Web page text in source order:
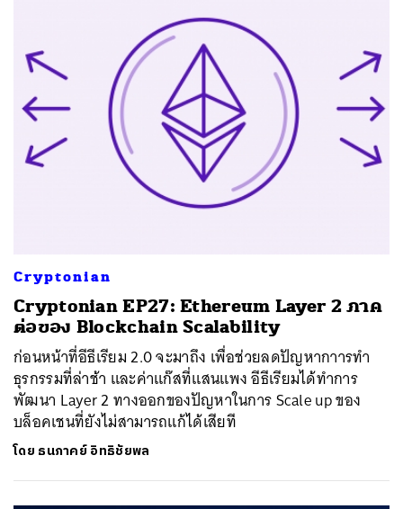
Cryptonian
Cryptonian EP27: Ethereum Layer 2 ภาค
ต่อของ Blockchain Scalability
ก่อนหน้าที่อีธีเรียม 2.0 จะมาถึง เพื่อช่วยลดปัญหากาารทำ
ธุรกรรมที่ล่าช้า และค่าแก๊สที่แสนแพง อีธีเรียมได้ทำการ
พัฒนา Layer 2 ทางออกของปัญหาในการ Scale up ของ
บล็อคเชนที่ยังไม่สามารถแก้ได้เสียที
โดย ธนภาคย์ อิทธิชัยพล